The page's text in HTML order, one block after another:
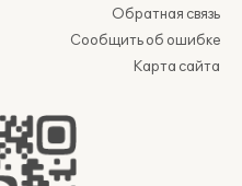
Обратная связь
Сообщить об ошибке
Карта сайта